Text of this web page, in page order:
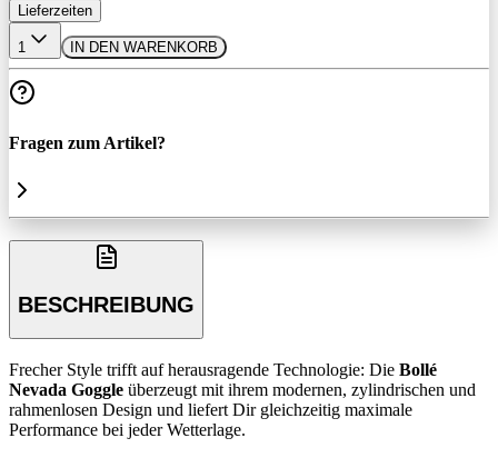
Lieferzeiten
1 IN DEN WARENKORB
Fragen zum Artikel?
BESCHREIBUNG
Frecher Style trifft auf herausragende Technologie: Die Bollé
Nevada Goggle überzeugt mit ihrem modernen, zylindrischen und
rahmenlosen Design und liefert Dir gleichzeitig maximale
Performance bei jeder Wetterlage.